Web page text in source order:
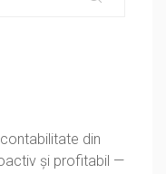
din
și profitabil —